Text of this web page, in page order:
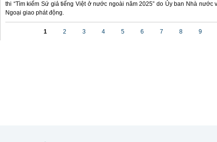
thi “Tìm kiếm Sứ giả tiếng Việt ở nước ngoài năm 2025” do Ủy ban Nhà
Ngoại giao phát động.
1 2 3 4 5 6 7 8 9